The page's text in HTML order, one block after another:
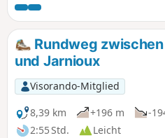
Aussichtstisch, der einen
auf die Monts du Lyonnais an
Grenze zum Burgund und bei
Wetter sogar auf den Mont
Rundweg
und Jarnioux
Visorando-Mitglied
8,39 km
+196 m
-
2:55 Std.
Leicht